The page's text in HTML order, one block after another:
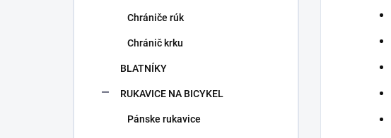
Chrániče rúk
Chránič krku
BLATNÍKY
RUKAVICE NA BICYKEL
Pánske rukavice